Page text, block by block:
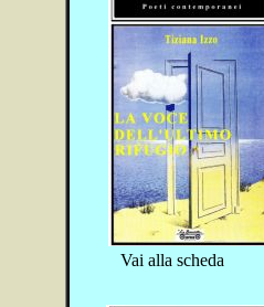
Vai alla scheda